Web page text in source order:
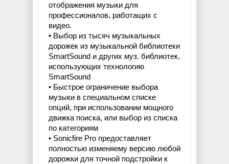
отображения музыки для
профессионалов, работащих с
видео.
• Выбор из тысяч музыкальных
дорожек из музыкальной библиотеки
SmartSound и других муз. библиотек,
использующих технологию
SmartSound
• Быстрое ограничение выбора
музыки в специальном списке
опций, при использовании мощного
движка поиска, или выбор из списка
по категориям
• Sonicfire Pro предоставляет
полностью изменяему версию любой
дорожки для точной подстройки к